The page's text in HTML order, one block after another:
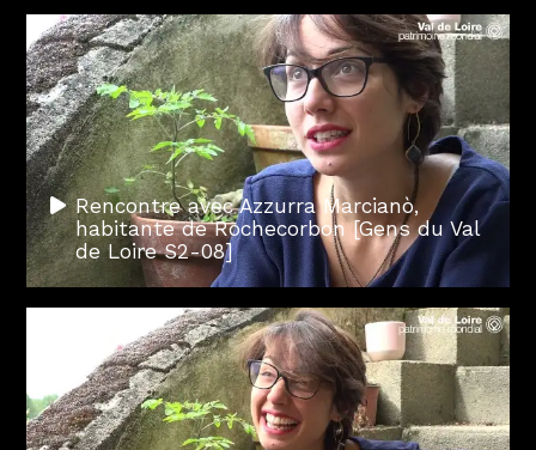
Rencontre avec Azzurra Marcianò,
habitante de Rochecorbon [Gens du Val
de Loire S2-08]